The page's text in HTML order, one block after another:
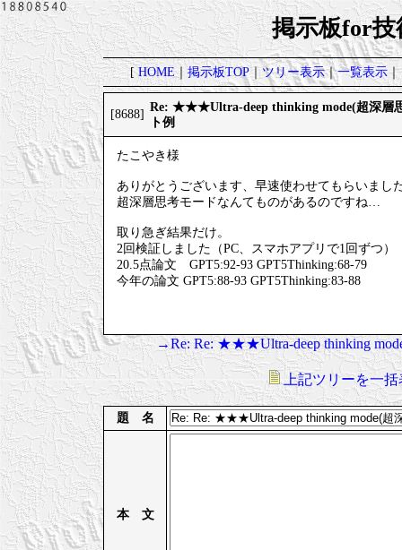
掲示板for技
[HOME｜掲示板TOP｜ツリー表示｜一覧表示｜
[8688]
Re: ★★★Ultra-deep thinking mode(超深層
ト例
たこやき様
ありがとうございます、早速使わせてもらいまし
超深層思考モードなんてものがあるのですね…
取り急ぎ結果だけ。
2回検証しました（PC、スマホアプリで1回ずつ）
20.5点論文 GPT5:92-93 GPT5Thinking:68-79
今年の論文 GPT5:88-93 GPT5Thinking:83-88
→Re: Re: ★★★Ultra-deep thinking
上記ツリーを一括
題 名
本 文